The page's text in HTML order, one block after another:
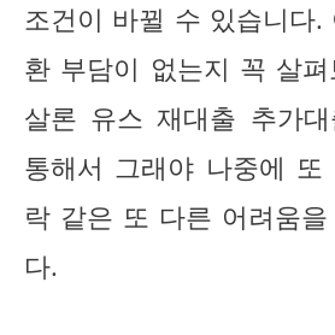
조건이 바뀔 수 있습니다.
환 부담이 없는지 꼭 살
살론 유스 재대출 추가
통해서 그래야 나중에
락 같은 또 다른 어려움
다.